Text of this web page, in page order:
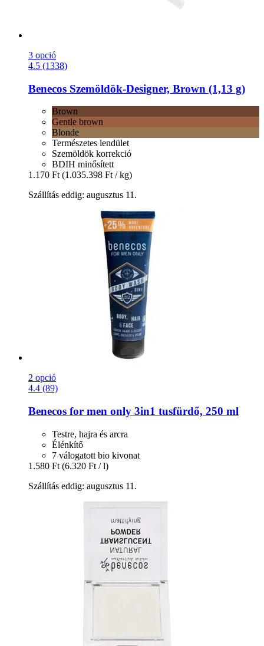
3 opció
4.5 (1338)
Benecos Szemöldök-​Designer, Brown (1,13 g)
Brown
Gentle brown
Blonde
Természetes lendület
Szemöldök korrekció
BDIH minősített
1.170 Ft (1.035.398 Ft / kg)
Szállítás eddig: augusztus 11.
2 opció
4.4 (89)
Benecos for men only 3in1 tusfürdő, 250 ml
Testre, hajra és arcra
Élénkítő
7 válogatott bio kivonat
1.580 Ft (6.320 Ft / l)
Szállítás eddig: augusztus 11.